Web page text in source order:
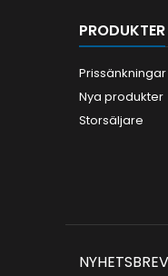
PRODUKTER
Prissänkningar
Nya produkter
Storsäljare
NYHETSBREV